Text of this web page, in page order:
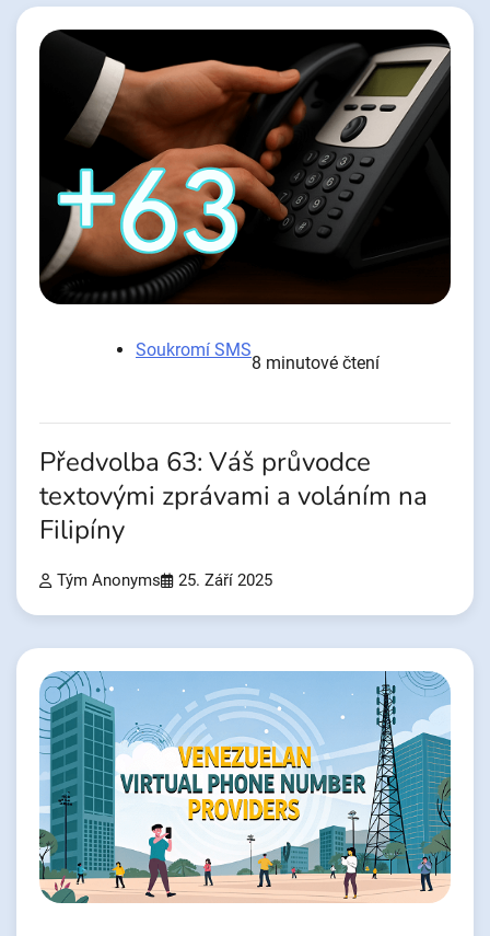
Soukromí SMS
8 minutové čtení
Předvolba 63: Váš průvodce
textovými zprávami a voláním na
Filipíny
Tým Anonyms 25. Září 2025